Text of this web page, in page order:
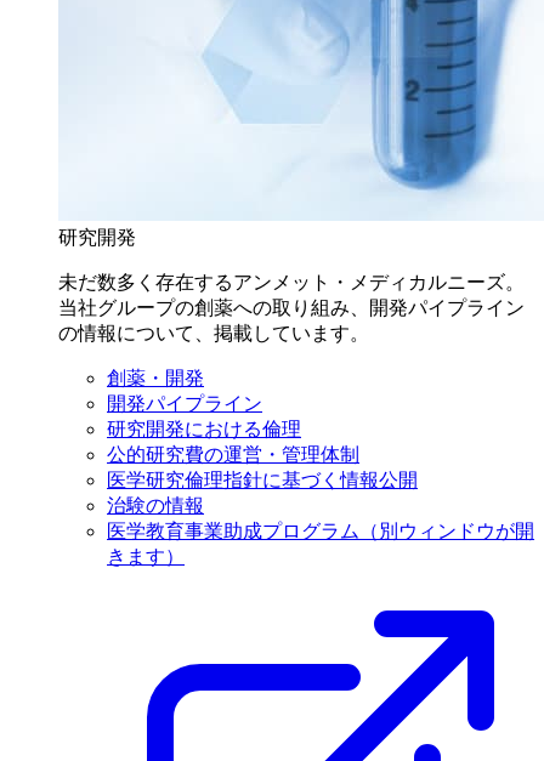
研究開発
未だ数多く存在するアンメット・メディカルニーズ。
当社グループの創薬への取り組み、開発パイプライン
の情報について、掲載しています。
創薬・開発
開発パイプライン
研究開発における倫理
公的研究費の運営・管理体制
医学研究倫理指針に基づく情報公開
治験の情報
医学教育事業助成プログラム
（別ウィンドウが開
きます）